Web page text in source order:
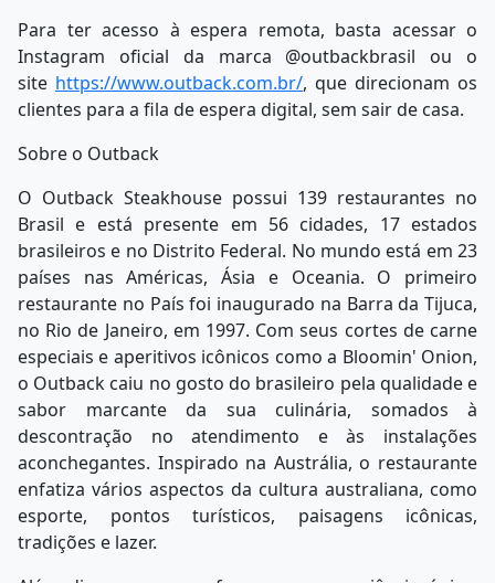
Para ter acesso à espera remota, basta acessar o
Instagram oficial da marca @outbackbrasil ou o
site https://www.outback.com.br/, que direcionam os
clientes para a fila de espera digital, sem sair de casa.
Sobre o Outback
O Outback Steakhouse possui 139 restaurantes no
Brasil e está presente em 56 cidades, 17 estados
brasileiros e no Distrito Federal. No mundo está em 23
países nas Américas, Ásia e Oceania. O primeiro
restaurante no País foi inaugurado na Barra da Tijuca,
no Rio de Janeiro, em 1997. Com seus cortes de carne
especiais e aperitivos icônicos como a Bloomin' Onion,
o Outback caiu no gosto do brasileiro pela qualidade e
sabor marcante da sua culinária, somados à
descontração no atendimento e às instalações
aconchegantes. Inspirado na Austrália, o restaurante
enfatiza vários aspectos da cultura australiana, como
esporte, pontos turísticos, paisagens icônicas,
tradições e lazer.